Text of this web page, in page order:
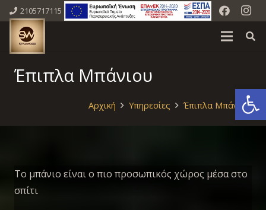
2105717115
Έπιπλα Μπάνιου
Αρχική Υπηρεσίες Έπιπλα Μπάνιου
Το μπάνιο είναι ο πιο προσωπικός χώρος μέσα στο
σπίτι